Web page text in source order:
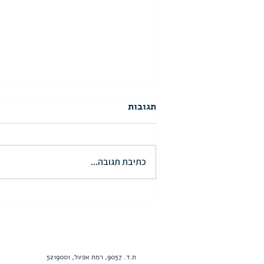
תגובות
כתיבת תגובה...
ת.ד. 9057, רמת אפעל, 5219001